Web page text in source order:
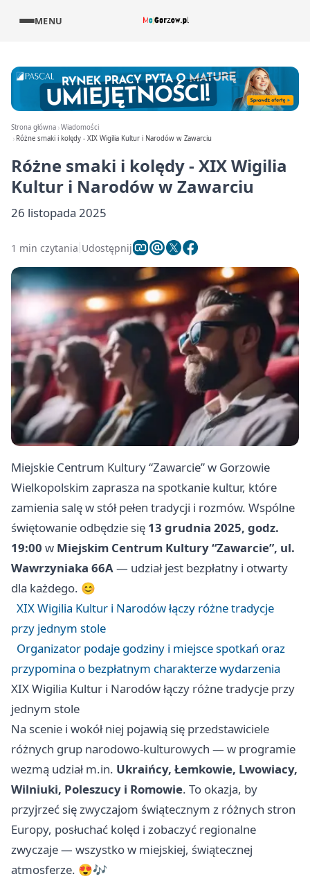
MENU
Strona główna Wiadomości
Różne smaki i kolędy - XIX Wigilia Kultur i Narodów w Zawarciu
Różne smaki i kolędy - XIX Wigilia
Kultur i Narodów w Zawarciu
26 listopada 2025
1 min czytania Udostępnij
Miejskie Centrum Kultury “Zawarcie” w Gorzowie
Wielkopolskim zaprasza na spotkanie kultur, które
zamienia salę w stół pełen tradycji i rozmów. Wspólne
świętowanie odbędzie się 13 grudnia 2025, godz.
19:00 w Miejskim Centrum Kultury “Zawarcie”, ul.
Wawrzyniaka 66A— udział jest bezpłatny i otwarty
dla każdego. 😊
XIX Wigilia Kultur i Narodów łączy różne tradycje
przy jednym stole
Organizator podaje godziny i miejsce spotkań oraz
przypomina o bezpłatnym charakterze wydarzenia
XIX Wigilia Kultur i Narodów łączy różne tradycje przy
jednym stole
Na scenie i wokół niej pojawią się przedstawiciele
różnych grup narodowo-kulturowych — w programie
wezmą udział m.in. Ukraińcy, Łemkowie, Lwowiacy,
Wilniuki, Poleszucy i Romowie. To okazja, by
przyjrzeć się zwyczajom świątecznym z różnych stron
Europy, posłuchać kolęd i zobaczyć regionalne
zwyczaje — wszystko w miejskiej, świątecznej
atmosferze. 😍🎶